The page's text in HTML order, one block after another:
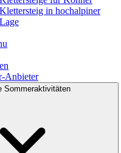
Klettersteig in hochalpiner
Lage
Anbieter
Sommeraktivitäten